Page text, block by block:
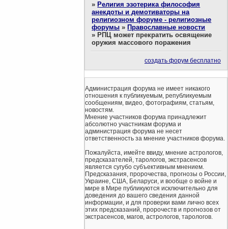
» Религия эзотерика философия
анекдоты и демотиваторы на
религиозном форуме - религиозные
форумы » Православные новости
» РПЦ может прекратить освящение
оружия массового поражения
создать форум бесплатно
Администрация форума не имеет никакого
отношения к публикуемым, републикуемым
сообщениям, видео, фотографиям, статьям,
новостям.
Мнение участников форума принадлежит
абсолютно участникам форума и
администрация форума не несет
ответственность за мнение участников форума.
Пожалуйста, имейте ввиду, мнение астрологов,
предсказателей, тарологов, экстрасенсов
является сугубо субъективным мнением.
Предсказания, пророчества, прогнозы о России,
Украине, США, Беларуси, и вообще о войне и
мире в Мире публикуются исключительно для
доведения до вашего сведения данной
информации, и для проверки вами лично всех
этих предсказаний, пророчеств и прогнозов от
экстрасенсов, магов, астрологов, тарологов.